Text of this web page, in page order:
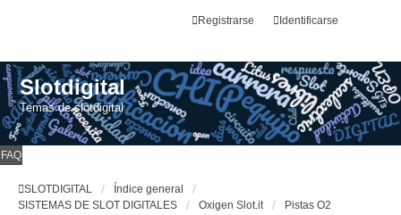
Identificarse
Registrarse
Slotdigital
Temas de slotdigital
FAQ
SLOTDIGITAL
Índice general
SISTEMAS DE SLOT DIGITALES
Oxigen Slot.it Pistas O2